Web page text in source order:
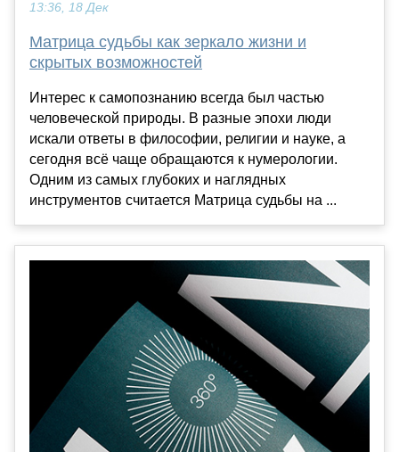
13:36, 18 Дек
Матрица судьбы как зеркало жизни и
скрытых возможностей
Интерес к самопознанию всегда был частью
человеческой природы. В разные эпохи люди
искали ответы в философии, религии и науке, а
сегодня всё чаще обращаются к нумерологии.
Одним из самых глубоких и наглядных
инструментов считается Матрица судьбы на ...